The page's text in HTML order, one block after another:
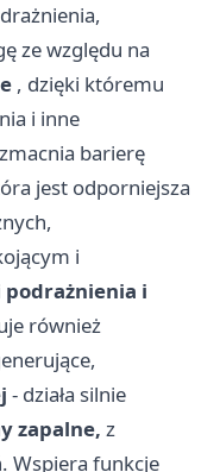
ze względu na
, dzięki któremu
i inne
barierę
jest odporniejsza
i
podrażnienia i
również
- działa silnie
zapalne, z
Wspiera funkcje